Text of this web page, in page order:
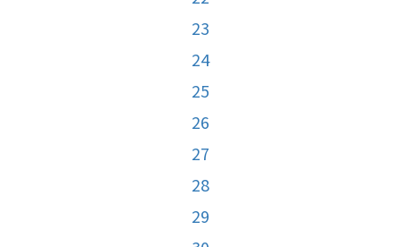
23
24
25
26
27
28
29